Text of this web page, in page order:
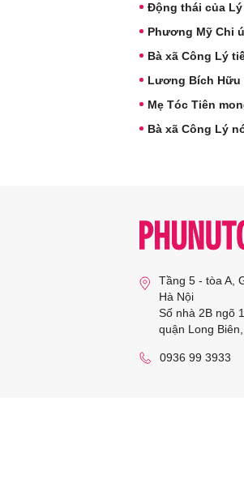
Động thái của Lý
Phương Mỹ Chi
Bà xã Công Lý
Lương Bích Hữu
Mẹ Tóc Tiên
Bà xã Công Lý
Tầng 5 - tòa A,
Hà Nội
Số nhà 2B ngõ
quận Long
0936 99 3933